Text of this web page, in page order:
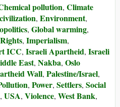
pollution, Climate
, Environment,
, Global warming,
, Imperialism,
ICC, Israeli Apartheid, Israeli
East, Nakba, Oslo
Wall, Palestine/Israel,
, Power, Settlers, Social
, USA, Violence, West Bank,